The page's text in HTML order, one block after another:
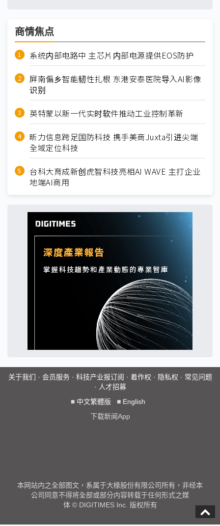
商情焦点
系统内部电路中 主芯片内部电源提供EOS防护
屏南偏乡智能韧性扎根 东港安泰医院导入AI影像
识别
英特蒙以新一代实时软件推动工业控制革新
昕力信息跨足国防科技 携手美商Juxta引进尖端
全域定位科技
台科大育成新创虎智科技亮相AI WAVE 主打企业
地端AI商用
关于我们 · 会员服务· 科技产业报订阅 · 着作权 · 隐私权 · 常见问题
· 人才招募
■ 中文繁體版 ■ English
下载新闻App
本网站内之全部图文，系属于大椽股份有限公司所有，非经本
公司同意不得将全部或部分内容转载于任何形式之媒
体 © DIGITIMES Inc. 版权所有